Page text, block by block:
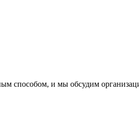
способом, и мы обсудим